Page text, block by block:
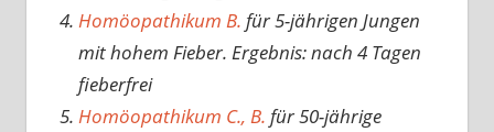
Homöopathikum B. für 5-jährigen Jungen
mit hohem Fieber. Ergebnis: nach 4 Tagen
fieberfrei
Homöopathikum C., B. für 50-jährige